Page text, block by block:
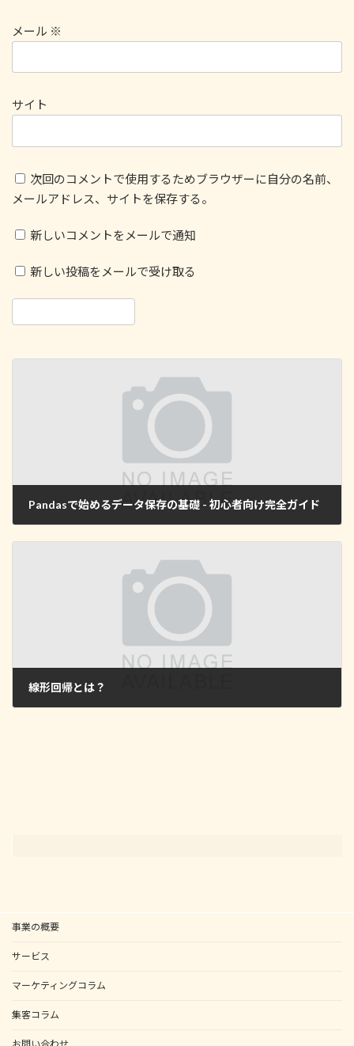
メール ※
サイト
次回のコメントで使用するためブラウザーに自分の名前、
メールアドレス、サイトを保存する。
新しいコメントをメールで通知
新しい投稿をメールで受け取る
Pandasで始めるデータ保存の基礎 - 初心者向け完全ガイド
線形回帰とは？
事業の概要
サービス
マーケティングコラム
集客コラム